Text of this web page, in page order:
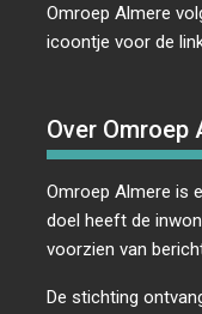
Omroep Almere
icoontje voor de
Over Omroep
Omroep Almere is
doel heeft de
voorzien van
De stichting